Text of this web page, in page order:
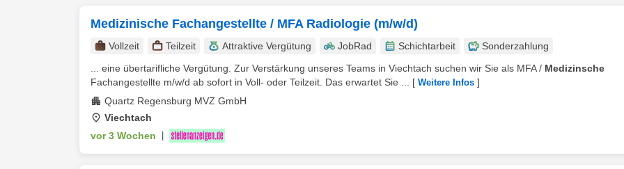
Medizinische Fachangestellte / MFA Radiologie (m/w/d)
Vollzeit Teilzeit Attraktive Vergütung JobRad Schichtarbeit
Sonderzahlung
... eine übertarifliche Vergütung. Zur Verstärkung unseres Teams in Viechtach suchen wir Sie als MFA / Medizinsche
Fachangestellte m/w/d ab sofort in Voll- oder Teilzeit. Das erwartet Sie ...
[ Weitere Infos ]
Quartz Regensburg MVZ GmbH
Viechtach
vor 3 Wochen